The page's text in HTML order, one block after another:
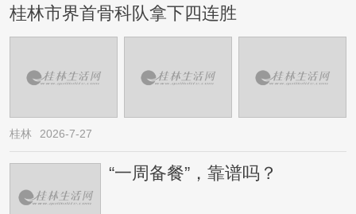
桂林市界首骨科队拿下四连胜
桂林 2026-7-27
“一周备餐”，靠谱吗？